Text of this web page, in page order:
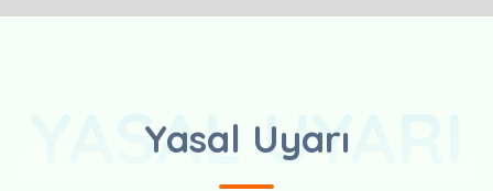
Yasal Uyarı
YASAL UYARI